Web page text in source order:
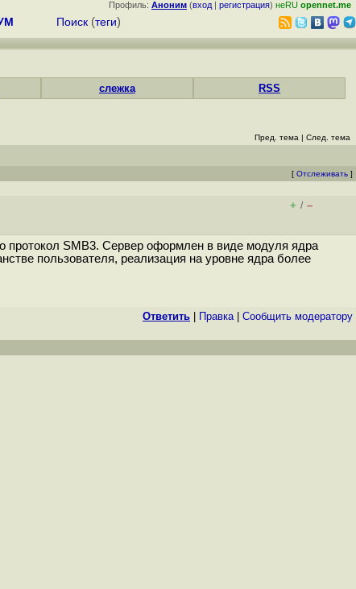
Профиль: Аноним (вход | регистрация) неRU opennet.me
Поиск (теги)
слежка RSS
Пред. тема | След. тема
[ Отслеживать ]
+ / –
протокол SMB3. Сервер оформлен в виде модуля ядра
пользователя, реализация на уровне ядра более
Ответить Правка| Cообщить модератору